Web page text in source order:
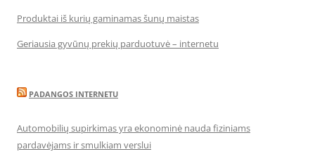
Produktai iš kurių gaminamas šunų maistas
Geriausia gyvūnų prekių parduotuvė – internetu
PADANGOS INTERNETU
Automobilių supirkimas yra ekonominė nauda fiziniams
pardavėjams ir smulkiam verslui